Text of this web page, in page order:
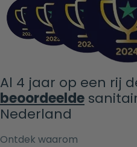
Al 4 jaar op een rij
beoordeelde
Nederland
Ontdek waarom